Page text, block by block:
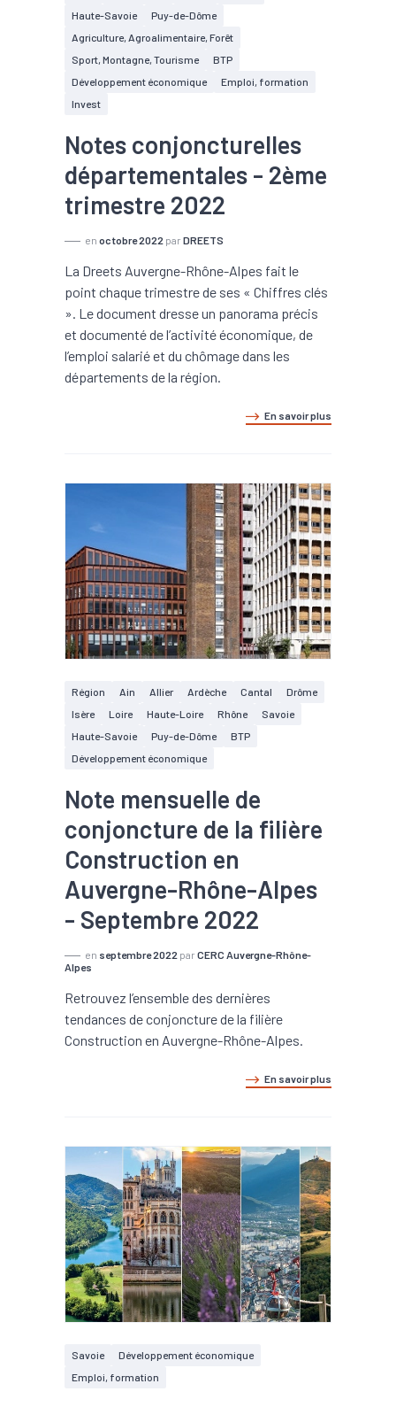
Haute-Savoie
Puy-de-Dôme
Agriculture, Agroalimentaire, Forêt
Sport, Montagne, Tourisme
BTP
Développement économique
Emploi, formation
Invest
Notes conjoncturelles
départementales - 2ème
trimestre 2022
en octobre 2022 par DREETS
La Dreets Auvergne-Rhône-Alpes fait le
point chaque trimestre de ses « Chiffres clés
». Le document dresse un panorama précis
et documenté de l’activité économique, de
l’emploi salarié et du chômage dans les
départements de la région.
En savoir plus
Région Ain Allier Ardèche Cantal
Drôme
Isère
Loire Haute-Loire Rhône
Savoie
Haute-Savoie
Puy-de-Dôme
BTP
Développement économique
Note mensuelle de
conjoncture de la filière
Construction en
Auvergne-Rhône-Alpes
- Septembre 2022
en septembre 2022 par CERC Auvergne-Rhône-
Alpes
Retrouvez l’ensemble des dernières
tendances de conjoncture de la filière
Construction en Auvergne-Rhône-Alpes.
En savoir plus
Savoie
Développement économique
Emploi, formation